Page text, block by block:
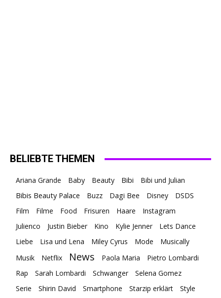
BELIEBTE THEMEN
Ariana Grande Baby Beauty Bibi Bibi und Julian
Bibis Beauty Palace Buzz Dagi Bee Disney
DSDS
Film
Filme Food Frisuren Haare
Instagram
Julienco
Justin Bieber Kino Kylie Jenner
Lets Dance
Liebe
Lisa und Lena Miley Cyrus Mode
Musically
Musik
Netflix News Paola Maria
Pietro Lombardi
Rap
Sarah Lombardi Schwanger
Selena Gomez
Serie
Shirin David Smartphone Starzip erklärt
Style